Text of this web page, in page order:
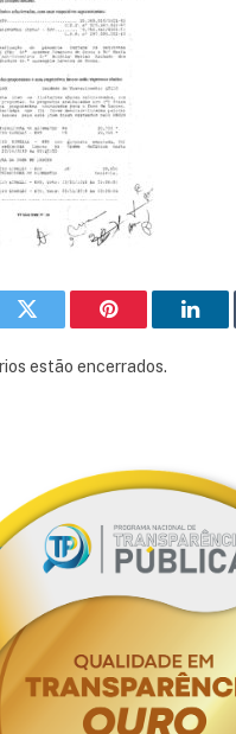
Twitter Pinterest
estão encerrados.